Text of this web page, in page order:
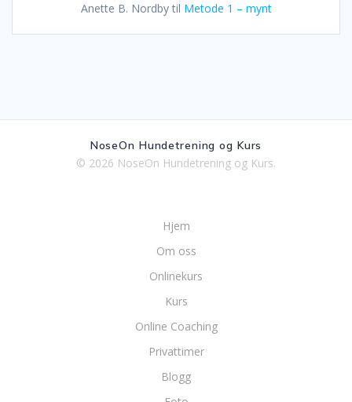
Anette B. Nordbytil Metode 1 – mynt
NoseOn Hundetrening og Kurs
© 2026 NoseOn Hundetrening og Kurs.
Hjem
Om oss
Onlinekurs
Kurs
Online Coaching
Privattimer
Blogg